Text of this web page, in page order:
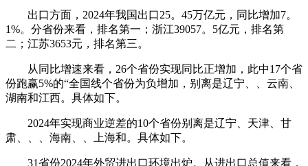
出口方面，2024年我国出口25。45万亿元，同比增加7。
1%。分省份来看，排名第一；浙江39057。5亿元，排名第
二；江苏3653元，排名第三。
从同比增速来看，26个省份实现同比正增加，此中17个省
份跑赢5%的“全国线个省份为负增加，别离是辽宁、、云南、
湖南和江西。具体如下。
2024年实现商业逆差的10个省份别离是辽宁、天津、甘
肃、、、海南、、上海和。具体如下。
31省份2024年外贸进出口环境出炉。从进出口总值来看，